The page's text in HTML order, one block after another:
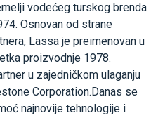
vodećeg turskog brenda
Osnovan od strane
Lassa je preimenovan u
proizvodnje 1978.
u zajedničkom ulaganju
Corporation.Danas se
najnovije tehnologije i